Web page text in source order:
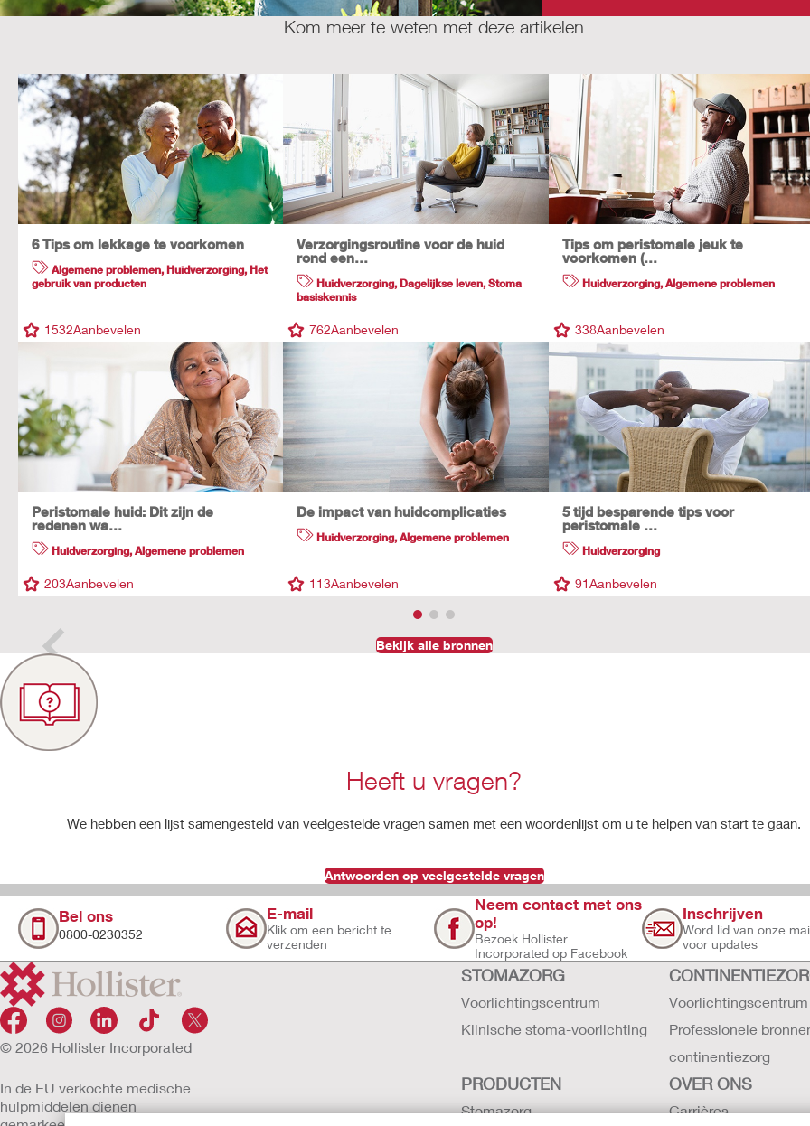
Kom meer te weten met deze artikelen
6 Tips om lekkage te voorkomen
Algemene problemen,Huidverzorging,Het
gebruik van producten
1532Aanbevelen
Verzorgingsroutine voor de huid
rond een…
Huidverzorging,Dagelijkse leven,Stoma
basiskennis
762Aanbevelen
Tips om peristomale jeuk te
voorkomen (…
Huidverzorging,Algemene problemen
338Aanbevelen
Peristomale huid: Dit zijn de
redenen wa…
Huidverzorging,Algemene problemen
203Aanbevelen
De impact van huidcomplicaties
Huidverzorging,Algemene problemen
113Aanbevelen
5 tijd besparende tips voor
peristomale …
Huidverzorging
91Aanbevelen
Bekijk alle bronnen
Heeft u vragen?
We hebben een lijst samengesteld van veelgestelde vragen samen met een woordenlijst om u te helpen van start te gaan.
Antwoorden op veelgestelde vragen
Bel ons
0800-0230352
E-mail
Klik om een bericht te
verzenden
Neem contact met ons
op!
Bezoek Hollister
Incorporated op Facebook
Inschrijven
Word lid van onze
voor updates
© 2026 Hollister Incorporated
In de EU verkochte medische
hulpmiddelen dienen
STOMAZORG
Voorlichtingscentrum
Klinische stoma-voorlichting
Voorlichtingscentrum
Professionele
continentiezorg
PRODUCTEN
Stomazorg
OVER ONS
Carrières